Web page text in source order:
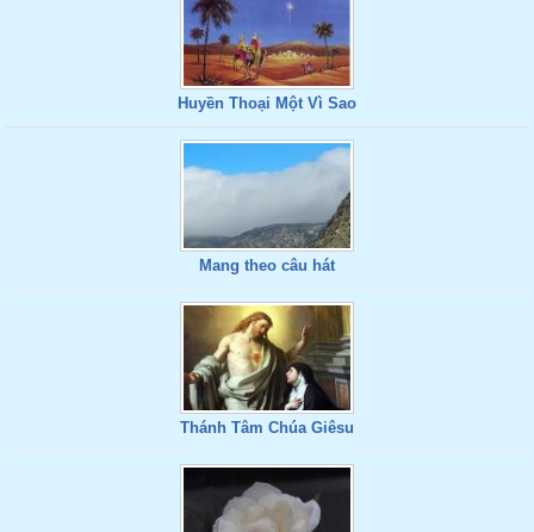
Huyền Thoại Một Vì Sao
Mang theo câu hát
Thánh Tâm Chúa Giêsu